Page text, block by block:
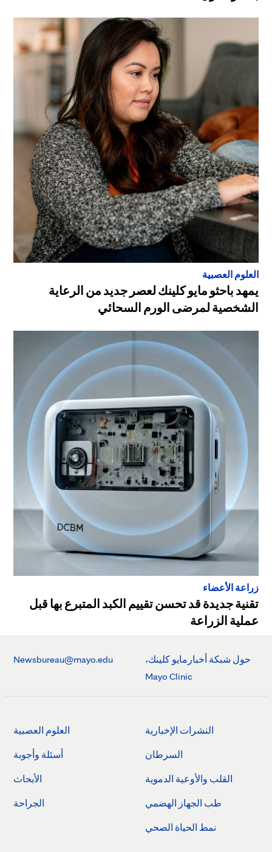
العلوم العصبية
يمهد باحثو مايو كلينك لعصر جديد من الرعاية
الشخصية لمرضى الورم السحائي
زراعة الأعضاء
تقنية جديدة قد تحسن تقييم الكبد المتبرع بها قبل
عملية الزراعة
حول شبكة أخبارمايو كلينك،
Mayo Clinic
Newsbureau@mayo.edu
النشرات الإخبارية
السرطان
القلب والأوعية الدموية
طب الجهاز الهضمي
نمط الحياة الصحي
العلوم العصبية
أسئلة وأجوبة
الأبحاث
الجراحة